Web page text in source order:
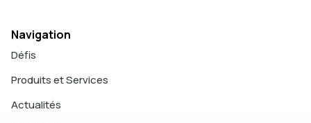
Navigation
Défis
Produits et Services
Actualités